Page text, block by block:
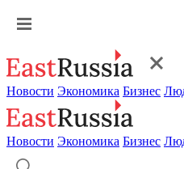
Новости Экономика Бизнес
Новости Экономика Бизнес